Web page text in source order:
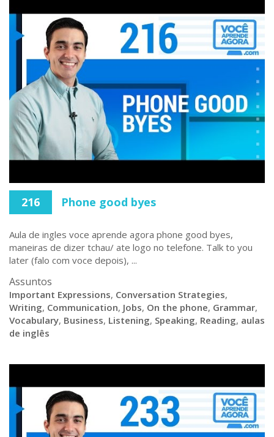
216 Phone good byes
Aula de ingles voce aprende agora phone good byes,
maneiras de dizer tchau/ ate logo no telefone. Talk to you
later (falo com voce depois), ...
Assuntos
Important Expressions, Conversation Strategies,
Writing, Communication, Jobs, On the phone, Grammar,
Vocabulary, Business, Listening, Speaking, Reading, aulas
de inglês